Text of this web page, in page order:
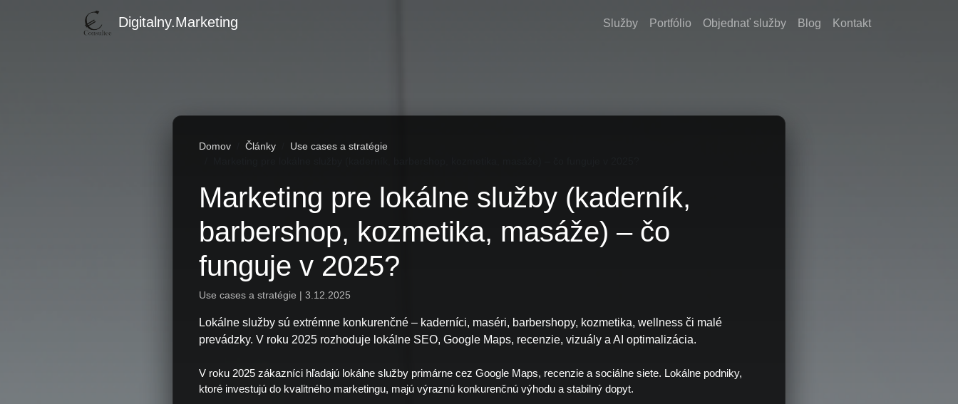
Digitalny.Marketing Služby Portfólio Objednať služby Blog Kontakt
Domov Články
Use cases a stratégie
Marketing pre lokálne služby (kaderník,
barbershop, kozmetika, masáže) – čo
funguje v 2025?
Use cases a stratégie | 3.12.2025
Lokálne služby sú extrémne konkurenčné – kaderníci, maséri, barbershopy, kozmetika, wellness či malé
prevádzky. V roku 2025 rozhoduje lokálne SEO, Google Maps, recenzie, vizuály a AI optimalizácia.
V roku 2025 zákazníci hľadajú lokálne služby primárne cez Google Maps, recenzie a sociálne siete. Lokálne podniky,
ktoré investujú do kvalitného marketingu, majú výraznú konkurenčnú výhodu a stabilný dopyt.